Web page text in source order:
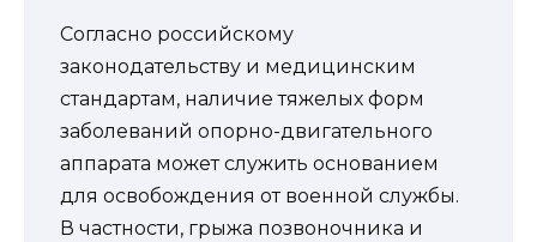
Согласно российскому
законодательству и медицинским
стандартам, наличие тяжелых форм
заболеваний опорно-двигательного
аппарата может служить основанием
для освобождения от военной службы.
В частности, грыжа позвоночника и